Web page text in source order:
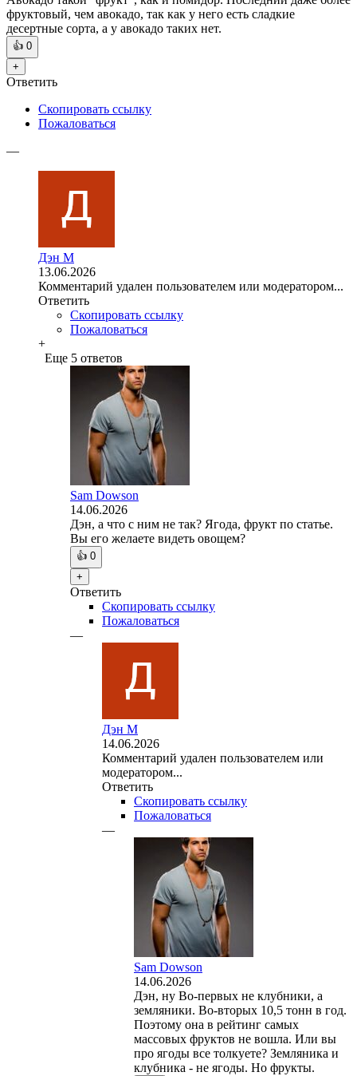
фруктовый, чем авокадо, так как у него есть сладкие
десертные сорта, а у авокадо таких нет.
👍 0
+
Ответить
Скопировать ссылку
Пожаловаться
—
Дэн М
13.06.2026
Комментарий удален пользователем или модератором...
Ответить
Скопировать ссылку
Пожаловаться
+
Еще 5 ответов
Sam Dowson
14.06.2026
Дэн, а что с ним не так? Ягода, фрукт по статье.
Вы его желаете видеть овощем?
👍 0
+
Ответить
Скопировать ссылку
Пожаловаться
—
Дэн М
14.06.2026
Комментарий удален пользователем или
модератором...
Ответить
Скопировать ссылку
Пожаловаться
—
Sam Dowson
14.06.2026
Дэн, ну Во-первых не клубники, а
земляники. Во-вторых 10,5 тонн в год.
Поэтому она в рейтинг самых
массовых фруктов не вошла. Или вы
про ягоды все толкуете? Земляника и
клубника - не ягоды. Но фрукты.